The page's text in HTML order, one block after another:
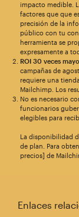
impacto medible.
factores que que
precisión de la
público con tu
herramienta se
expresamente a
ROI 30 veces
campañas de
requiere una
Mailchimp. Los
No es necesario
funcionarios
elegibles para
La disponibilidad
de plan. Para
precios] de
Enlaces